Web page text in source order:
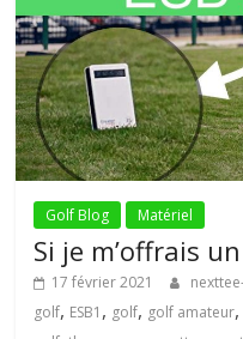
Golf Blog Matériel
Si je m’offrais
17 février 2021
golf, ESB1 , golf, golf amateur,